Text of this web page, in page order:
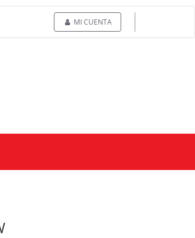
MI CUENTA